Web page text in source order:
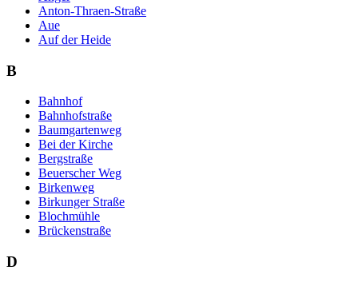
Anton-Thraen-Straße
Aue
Auf der Heide
B
Bahnhof
Bahnhofstraße
Baumgartenweg
Bei der Kirche
Bergstraße
Beuerscher Weg
Birkenweg
Birkunger Straße
Blochmühle
Brückenstraße
D